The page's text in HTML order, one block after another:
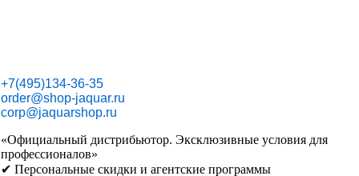
+7(495)134-36-35
order@shop-jaquar.ru
corp@jaquarshop.ru
«Официальный дистрибьютор. Эксклюзивные условия для
профессионалов»
✔ Персональные скидки и агентские программы